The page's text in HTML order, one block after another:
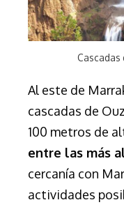
Cascadas
Al este de
cascadas de
100 metros de
entre las más
cercanía con
actividades